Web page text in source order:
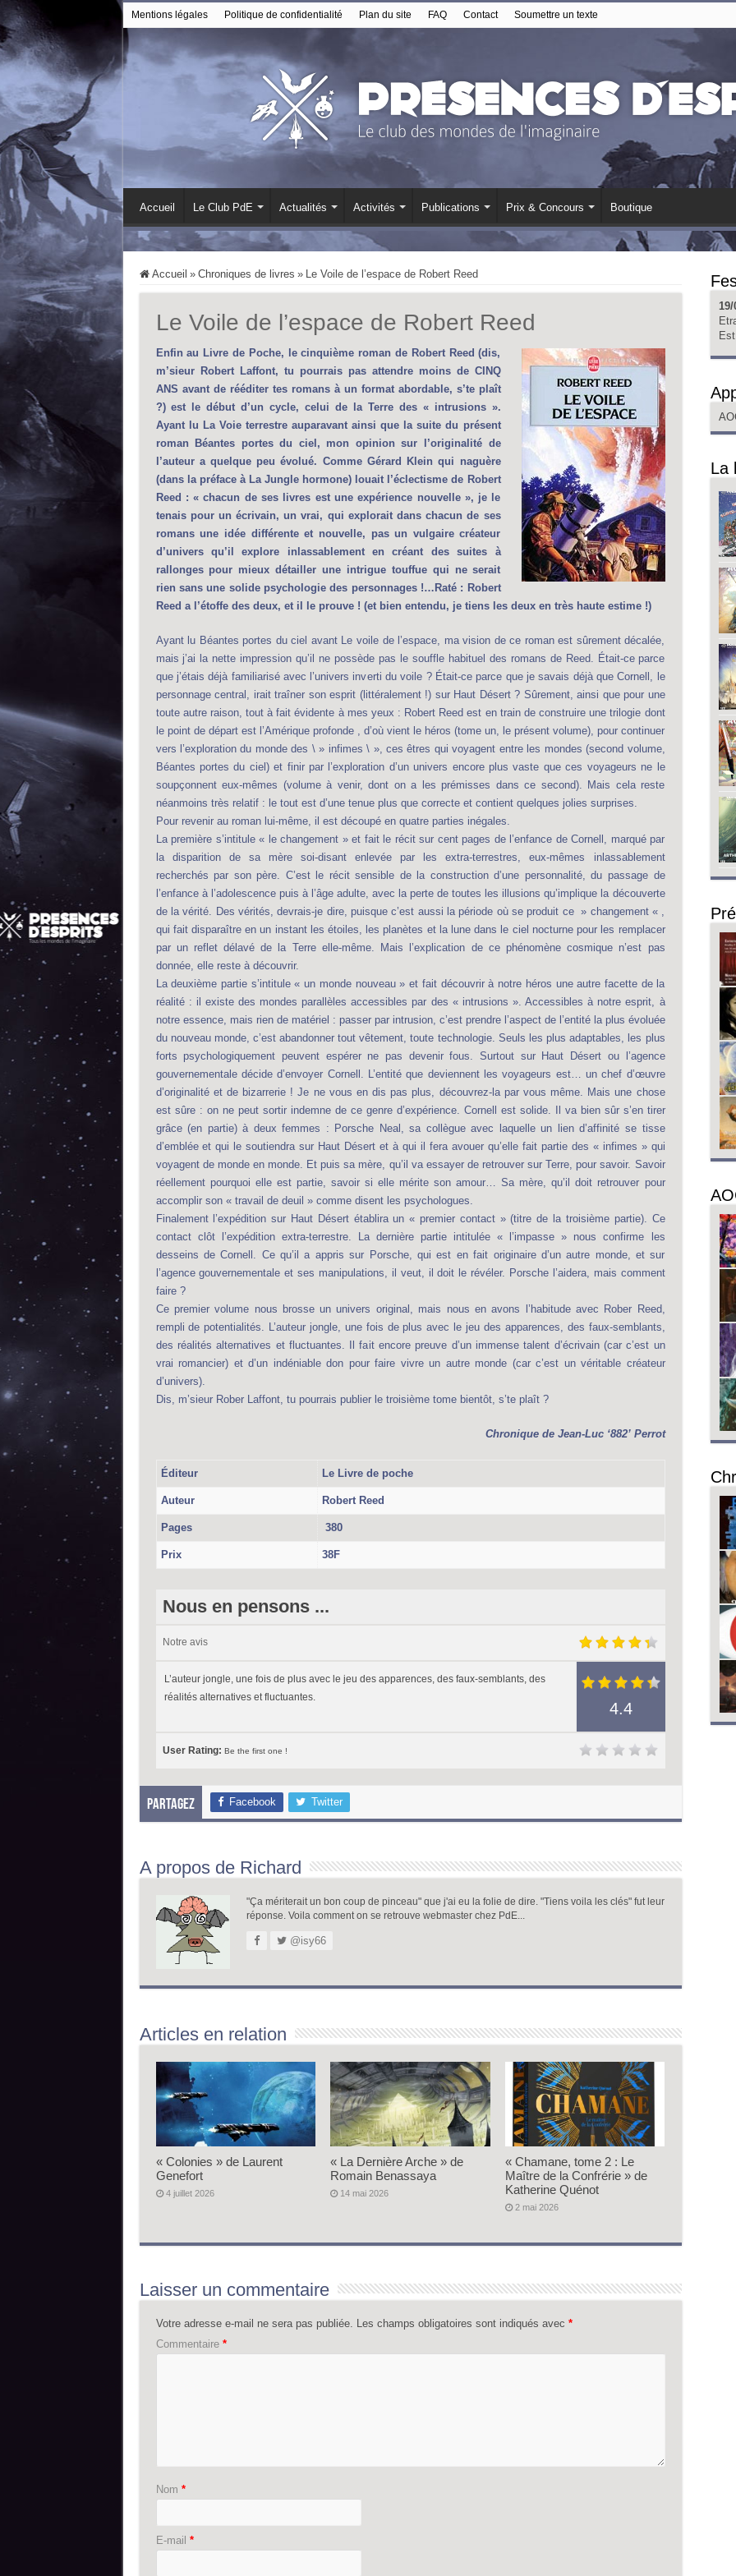
Mentions légales Politique de confidentialité Plan du site FAQ Contact Soumettre un texte
Accueil Le Club PdE Actualités Activités Publications Prix & Concours Boutique
Accueil » Chroniques de livres » Le Voile de l’espace de Robert Reed
Le Voile de l’espace de Robert Reed
Enfin au Livre de Poche, le cinquième roman de Robert Reed (dis,
m’sieur Robert Laffont, tu pourrais pas attendre moins de CINQ
ANS avant de rééditer tes romans à un format abordable, s’te plaît
?) est le début d’un cycle, celui de la Terre des « intrusions ».
Ayant lu La Voie terrestre auparavant ainsi que la suite du présent
roman Béantes portes du ciel, mon opinion sur l’originalité de
l’auteur a quelque peu évolué. Comme Gérard Klein qui naguère
(dans la préface à La Jungle hormone) louait l’éclectisme de Robert
Reed : « chacun de ses livres est une expérience nouvelle », je le
tenais pour un écrivain, un vrai, qui explorait dans chacun de ses
romans une idée différente et nouvelle, pas un vulgaire créateur
d’univers qu’il explore inlassablement en créant des suites à
rallonges pour mieux détailler une intrigue touffue qui ne serait
rien sans une solide psychologie des personnages !…Raté : Robert
Reed a l’étoffe des deux, et il le prouve ! (et bien entendu, je tiens les deux en très haute estime !)
Ayant lu Béantes portes du ciel avant Le voile de l’espace, ma vision de ce roman est sûrement décalée,
mais j’ai la nette impression qu’il ne possède pas le souffle habituel des romans de Reed. Était-ce parce
que j’étais déjà familiarisé avec l’univers inverti du voile ? Était-ce parce que je savais déjà que Cornell, le
personnage central, irait traîner son esprit (littéralement !) sur Haut Désert ? Sûrement, ainsi que pour une
toute autre raison, tout à fait évidente à mes yeux : Robert Reed est en train de construire une trilogie dont
le point de départ est l’Amérique profonde , d’où vient le héros (tome un, le présent volume), pour continuer
vers l’exploration du monde des \ » infimes \ », ces êtres qui voyagent entre les mondes (second volume,
Béantes portes du ciel) et finir par l’exploration d’un univers encore plus vaste que ces voyageurs ne le
soupçonnent eux-mêmes (volume à venir, dont on a les prémisses dans ce second). Mais cela reste
néanmoins très relatif : le tout est d’une tenue plus que correcte et contient quelques jolies surprises.
Pour revenir au roman lui-même, il est découpé en quatre parties inégales.
La première s’intitule « le changement » et fait le récit sur cent pages de l’enfance de Cornell, marqué par
la disparition de sa mère soi-disant enlevée par les extra-terrestres, eux-mêmes inlassablement
recherchés par son père. C’est le récit sensible de la construction d’une personnalité, du passage de
l’enfance à l’adolescence puis à l’âge adulte, avec la perte de toutes les illusions qu’implique la découverte
de la vérité. Des vérités, devrais-je dire, puisque c’est aussi la période où se produit ce » changement « ,
qui fait disparaître en un instant les étoiles, les planètes et la lune dans le ciel nocturne pour les remplacer
par un reflet délavé de la Terre elle-même. Mais l’explication de ce phénomène cosmique n’est pas
donnée, elle reste à découvrir.
La deuxième partie s’intitule « un monde nouveau » et fait découvrir à notre héros une autre facette de la
réalité : il existe des mondes parallèles accessibles par des « intrusions ». Accessibles à notre esprit, à
notre essence, mais rien de matériel : passer par intrusion, c’est prendre l’aspect de l’entité la plus évoluée
du nouveau monde, c’est abandonner tout vêtement, toute technologie. Seuls les plus adaptables, les plus
forts psychologiquement peuvent espérer ne pas devenir fous. Surtout sur Haut Désert ou l’agence
gouvernementale décide d’envoyer Cornell. L’entité que deviennent les voyageurs est… un chef d’œuvre
d’originalité et de bizarrerie ! Je ne vous en dis pas plus, découvrez-la par vous même. Mais une chose
est sûre : on ne peut sortir indemne de ce genre d’expérience. Cornell est solide. Il va bien sûr s’en tirer
grâce (en partie) à deux femmes : Porsche Neal, sa collègue avec laquelle un lien d’affinité se tisse
d’emblée et qui le soutiendra sur Haut Désert et à qui il fera avouer qu’elle fait partie des « infimes » qui
voyagent de monde en monde. Et puis sa mère, qu’il va essayer de retrouver sur Terre, pour savoir. Savoir
réellement pourquoi elle est partie, savoir si elle mérite son amour… Sa mère, qu’il doit retrouver pour
accomplir son « travail de deuil » comme disent les psychologues.
Finalement l’expédition sur Haut Désert établira un « premier contact » (titre de la troisième partie). Ce
contact clôt l’expédition extra-terrestre. La dernière partie intitulée « l’impasse » nous confirme les
desseins de Cornell. Ce qu’il a appris sur Porsche, qui est en fait originaire d’un autre monde, et sur
l’agence gouvernementale et ses manipulations, il veut, il doit le révéler. Porsche l’aidera, mais comment
faire ?
Ce premier volume nous brosse un univers original, mais nous en avons l’habitude avec Rober Reed,
rempli de potentialités. L’auteur jongle, une fois de plus avec le jeu des apparences, des faux-semblants,
des réalités alternatives et fluctuantes. Il fait encore preuve d’un immense talent d’écrivain (car c’est un
vrai romancier) et d’un indéniable don pour faire vivre un autre monde (car c’est un véritable créateur
d’univers).
Dis, m’sieur Rober Laffont, tu pourrais publier le troisième tome bientôt, s’te plaît ?
Chronique de Jean-Luc ‘882’ Perrot
Éditeur Le Livre de poche
Auteur Robert Reed
Pages 380
Prix 38F
Nous en pensons ...
Notre avis
4.4
L’auteur jongle, une fois de plus avec le jeu des apparences, des faux-semblants, des
réalités alternatives et fluctuantes.
User Rating: Be the first one !
Partagez Facebook Twitter
A propos de Richard
"Ça mériterait un bon coup de pinceau" que j'ai eu la folie de dire. "Tiens voila les clés" fut leur
réponse. Voila comment on se retrouve webmaster chez PdE...
@isy66
Articles en relation
« Colonies » de Laurent
Genefort
4 juillet 2026
« La Dernière Arche » de
Romain Benassaya
14 mai 2026
« Chamane, tome 2 : Le
Maître de la Confrérie » de
Katherine Quénot
2 mai 2026
Laisser un commentaire
Votre adresse e-mail ne sera pas publiée. Les champs obligatoires sont indiqués avec *
Commentaire *
Nom *
E-mail *
19/
Est
La